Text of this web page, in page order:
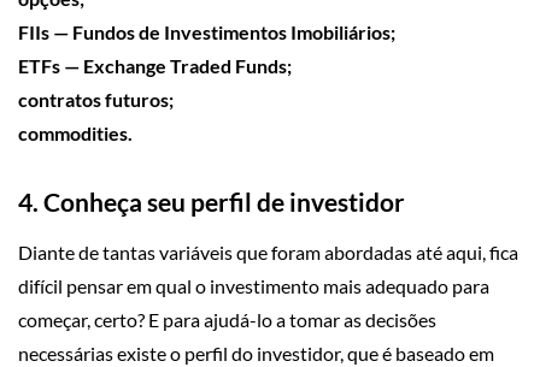
FIIs — Fundos de Investimentos Imobiliários;
ETFs — Exchange Traded Funds;
contratos futuros;
commodities.
4. Conheça seu perfil de investidor
Diante de tantas variáveis que foram abordadas até aqui, fica
difícil pensar em qual o investimento mais adequado para
começar, certo? E para ajudá-lo a tomar as decisões
necessárias existe o perfil do investidor, que é baseado em